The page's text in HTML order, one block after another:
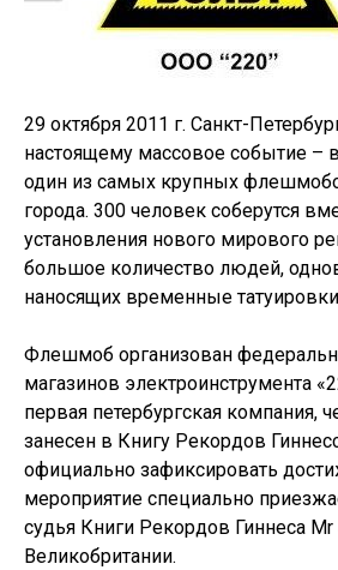
29 октября 2011 г. Санкт-
настоящему массовое событие –
один из самых крупных
города. 300 человек соберутся
установления нового мирового
большое количество людей,
наносящих временные
Флешмоб организован
магазинов электроинструмента
первая петербургская компания,
занесен в Книгу Рекордов
официально зафиксировать
мероприятие специально
судья Книги Рекордов Гиннеса Mr
Великобритании.